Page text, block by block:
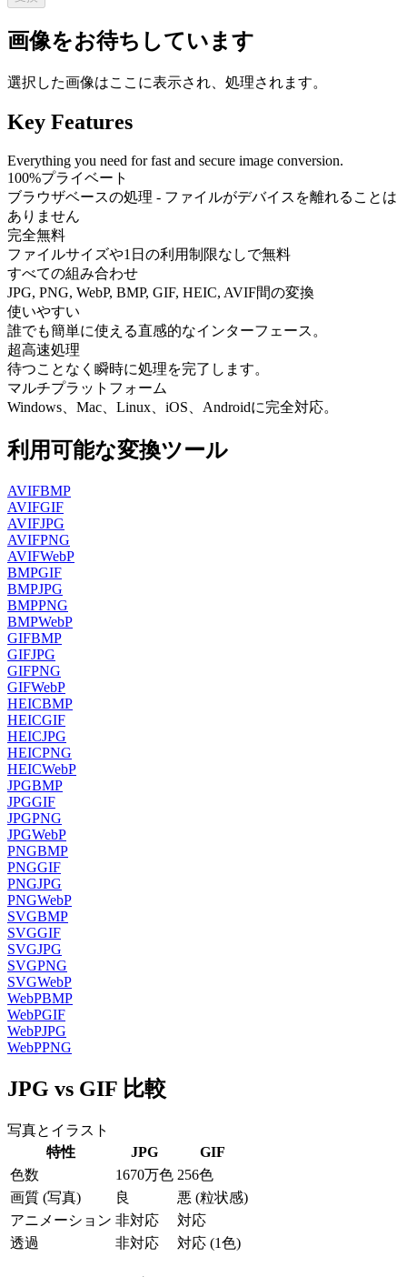
画像をお待ちしています
選択した画像はここに表示され、処理されます。
Key Features
Everything you need for fast and secure image conversion.
100%プライベート
ブラウザベースの処理 - ファイルがデバイスを離れることは
ありません
完全無料
ファイルサイズや1日の利用制限なしで無料
すべての組み合わせ
JPG, PNG, WebP, BMP, GIF, HEIC, AVIF間の変換
使いやすい
誰でも簡単に使える直感的なインターフェース。
超高速処理
待つことなく瞬時に処理を完了します。
マルチプラットフォーム
Windows、Mac、Linux、iOS、Androidに完全対応。
利用可能な変換ツール
AVIFBMP
AVIFGIF
AVIFJPG
AVIFPNG
AVIFWebP
BMPGIF
BMPJPG
BMPPNG
BMPWebP
GIFBMP
GIFJPG
GIFPNG
GIFWebP
HEICBMP
HEICGIF
HEICJPG
HEICPNG
HEICWebP
JPGBMP
JPGGIF
JPGPNG
JPGWebP
PNGBMP
PNGGIF
PNGJPG
PNGWebP
SVGBMP
SVGGIF
SVGJPG
SVGPNG
SVGWebP
WebPBMP
WebPGIF
WebPJPG
WebPPNG
JPG vs GIF 比較
写真とイラスト
特性
JPG
GIF
色数
1670万色 256色
画質 (写真)
良
悪 (粒状感)
アニメーション 非対応
対応
透過
非対応 対応 (1色)